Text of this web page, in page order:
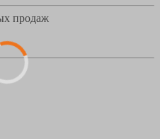
продаж